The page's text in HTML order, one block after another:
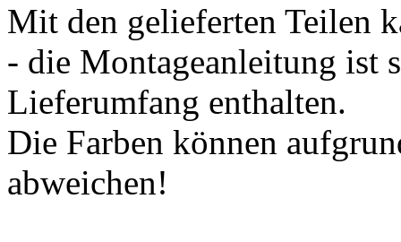
Mit den gelieferten Teilen
- die Montageanleitung ist
Lieferumfang enthalten.
Die Farben können
abweichen!